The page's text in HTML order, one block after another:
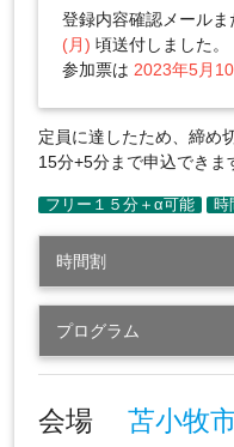
登録内容確認メールま
(月) 頃送付しました。
参加票は 2023年5月
定員に達したため、締め
15分+5分まで申込できま
時間割
プログラム
会場 苫小牧